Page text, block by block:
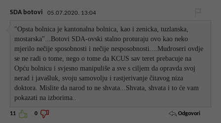
SDA botovi 05.07.2020. 13:04
"Opsta bolnica je kantonalna bolnica, kao i zenicka, tuzlanska,
mostarska"...Botovi SDA-ovski stalno proturaju ovo kao neko
mjerilo nečije sposobnosti i nečije nesposobnosti....Mudroseri ovdje
se ne radi o tome, nego o tome da KCUS sav teret prebacuje na
Opću bolnicu i svjesno manipuliše a sve s ciljem da opravda svoj
nerad i javašluk, svoju samovolju i rastjerivanje čitavog niza
doktora. Mislite da narod to ne shvata...Shvata, shvata i to će vam
pokazati na izborima..
11 0 Odgovori